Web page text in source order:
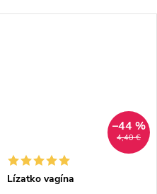
4,40 €
–44 %
Lízatko vagína